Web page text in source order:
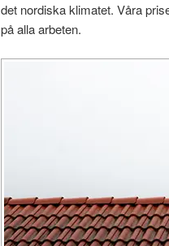
det nordiska klimatet. Våra
på alla arbeten.